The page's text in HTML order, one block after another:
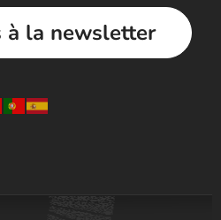
à la newsletter